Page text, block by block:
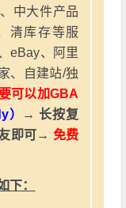
中大件产品
清库存等服
eBay、阿里
、自建站/独
可以加GBA
）
→ 长按复
即可→ 免费
下：